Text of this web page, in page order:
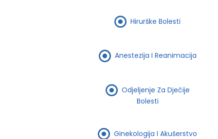
Hirurške Bolesti
Anestezija I Reanimacija
Odjeljenje Za Dječije
Bolesti
Ginekologija I Akušerstvo